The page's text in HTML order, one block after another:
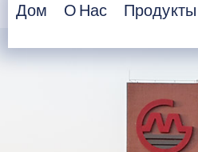
Дом О Нас Продукты